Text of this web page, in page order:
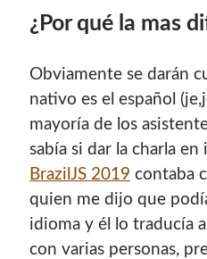
¡Hola mi nombre es Miguel
Soy desarrollador web
,
promuevo tecnologías
de Archlinux,plugins de
o dar charlas.
¿Por qué la mas
Obviamente se darán
nativo es el español
mayoría de los
sabía si dar la charla en
BrazilJS 2019 contaba
quien me dijo que
idioma y él lo traducía
con varias personas,